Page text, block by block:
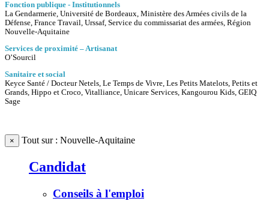
Fonction publique - Institutionnels
La Gendarmerie, Université de Bordeaux, Ministère des Armées civils de la
Défense, France Travail, Urssaf, Service du commissariat des armées, Région
Nouvelle-Aquitaine
Services de proximité – Artisanat
O’Sourcil
Sanitaire et social
Keyce Santé / Docteur Netels, Le Temps de Vivre, Les Petits Matelots, Petits et
Grands, Hippo et Croco, Vitalliance, Unicare Services, Kangourou Kids, GEIQ
Sage
× Tout sur : Nouvelle-Aquitaine
Candidat
Conseils à l'emploi